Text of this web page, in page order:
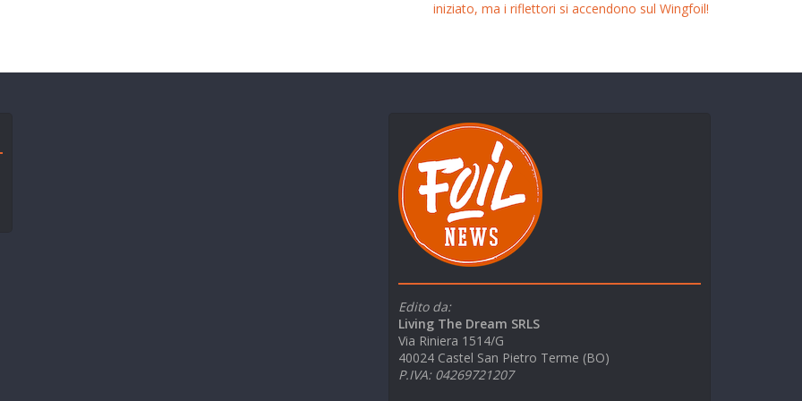
iniziato, ma i riflettori si accendono sul Wingfoil!
Edito da:
Living The Dream SRLS
Via Riniera 1514/G
40024 Castel San Pietro Terme (BO)
P.IVA: 04269721207